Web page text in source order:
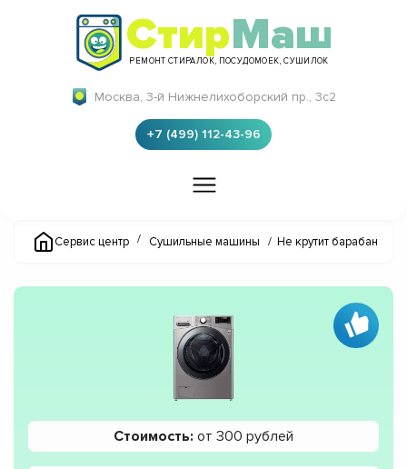
СтирМаш
РЕМОНТ СТИРАЛОК, ПОСУДОМОЕК, СУШИЛОК
Москва, 3-й Нижнелихоборский пр., 3с2
+7 (499) 112-43-96
Сервис центр / Сушильные машины / Не крутит барабан
Стоимость: от 300 рублей